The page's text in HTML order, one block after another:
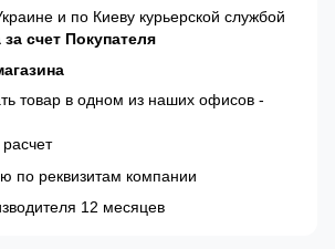
и по Киеву курьерской службой
счет Покупателя
товар в одном из наших офисов -
по реквизитам компании
12 месяцев